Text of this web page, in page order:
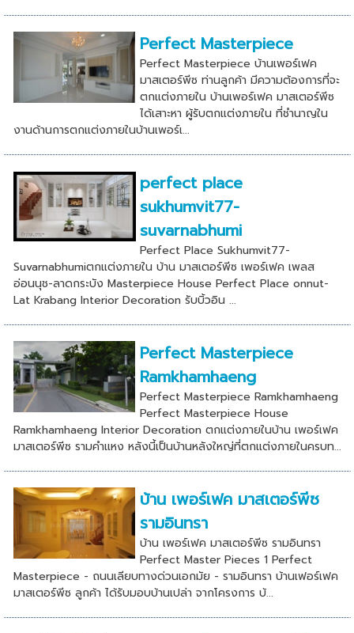
Perfect Masterpiece
Perfect Masterpiece บ้านเพอร์เฟค
มาสเตอร์พีซ ท่านลูกค้า มีความต้องการที่จะ
ตกแต่งภายใน บ้านเพอร์เฟค มาสเตอร์พีซ
ได้เสาะหา ผู้รับตกแต่งภายใน ที่ชำนาญใน
งานด้านการตกแต่งภายในบ้านเพอร์เ...
perfect place
sukhumvit77-
suvarnabhumi
Perfect Place Sukhumvit77-
Suvarnabhumiตกแต่งภายใน บ้าน มาสเตอร์พีซ เพอร์เฟค เพลส
อ่อนนุช-ลาดกระบัง Masterpiece House Perfect Place onnut-
Lat Krabang Interior Decoration รับบิ้วอิน ...
Perfect Masterpiece
Ramkhamhaeng
Perfect Masterpiece Ramkhamhaeng
Perfect Masterpiece House
Ramkhamhaeng Interior Decoration ตกแต่งภายในบ้าน เพอร์เฟค
มาสเตอร์พีซ รามคําแหง หลังนี้เป็นบ้านหลังใหญ่ที่ตกแต่งภายในครบท...
บ้าน เพอร์เฟค มาสเตอร์พีซ
รามอินทรา
บ้าน เพอร์เฟค มาสเตอร์พีซ รามอินทรา
Perfect Master Pieces 1 Perfect
Masterpiece - ถนนเลียบทางด่วนเอกมัย - รามอินทรา บ้านเฟอร์เฟค
มาสเตอร์พีซ ลูกค้า ได้รับมอบบ้านเปล่า จากโครงการ บ้...